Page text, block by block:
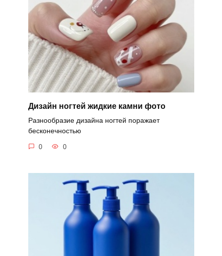
Дизайн ногтей жидкие камни фото
Разнообразие дизайна ногтей поражает
бесконечностью
0 0